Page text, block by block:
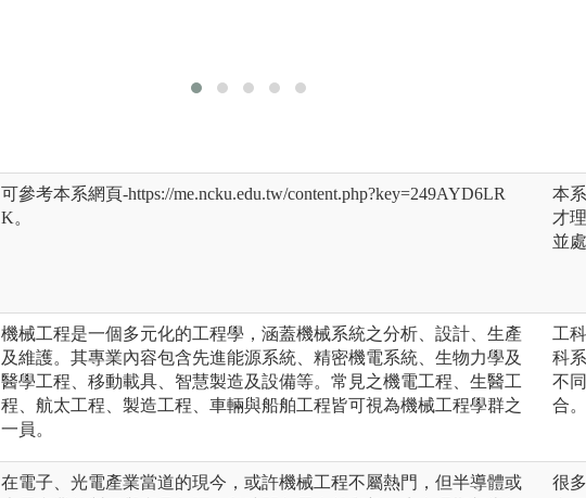
可參考本系網頁-https://me.ncku.edu.tw/content.php?key=249AYD6LR
K。
本
才
並
機械工程是一個多元化的工程學，涵蓋機械系統之分析、設計、生產
及維護。其專業內容包含先進能源系統、精密機電系統、生物力學及
醫學工程、移動載具、智慧製造及設備等。常見之機電工程、生醫工
程、航太工程、製造工程、車輛與船舶工程皆可視為機械工程學群之
一員。
工
科
不
合。
在電子、光電產業當道的現今，或許機械工程不屬熱門，但半導體或
很